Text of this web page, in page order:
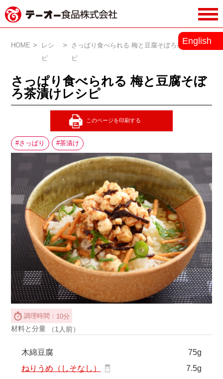
ー食品株式会社
English
HOME
レシ
ピ
さっぱり食べられる 梅と豆腐そぼろ茶漬けレシ
ピ
さっぱり食べられる 梅と豆腐そぼ
ろ茶漬けレシピ
さっぱり 茶漬け
調理時間： 10分
材料と分量 （1人前）
木綿豆腐
75g
ねりうめ（しそなし）
7.5g